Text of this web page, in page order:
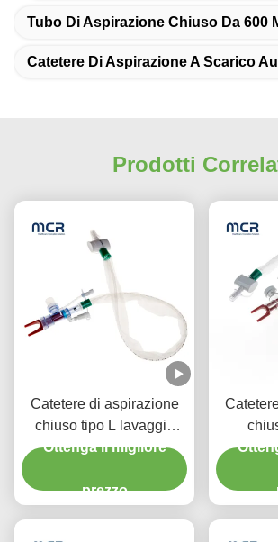
Tubo Di Aspirazione Chiuso Da 600
Catetere Di Aspirazione A Scarico
Prodotti
Catetere di aspirazione
chiuso tipo L lavaggio
automatico 10fr 72h
per l' ospedale
Ottenga il migliore
prezzo